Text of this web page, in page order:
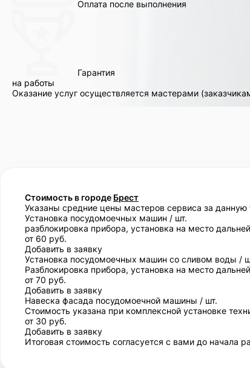
Оплата после выполнения
Гарантия
на работы
Оказание услуг осуществляется мастерами
Стоимость в городе Брест
Указаны средние цены мастеров сервиса за
Установка посудомоечных машин / шт.
разблокировка прибора, установка на место
от 60 руб.
Добавить в заявку
Установка посудомоечных машин со сливом воды /
Разблокировка прибора, установка на место
от 70 руб.
Добавить в заявку
Навеска фасада посудомоечной машины / шт.
Стоимость указана при комплексной установке
от 30 руб.
Добавить в заявку
Итоговая стоимость согласуется с вами до начала